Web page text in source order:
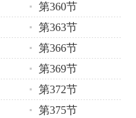
第360节
第363节
第366节
第369节
第372节
第375节